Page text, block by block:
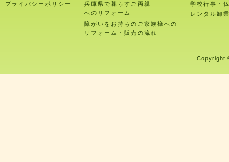
プライバシーポリシー
兵庫県で暮らすご両親
へのリフォーム
障がいをお持ちのご家族様への
リフォーム・販売の流れ
学校行事・
レンタル卸
Copyright